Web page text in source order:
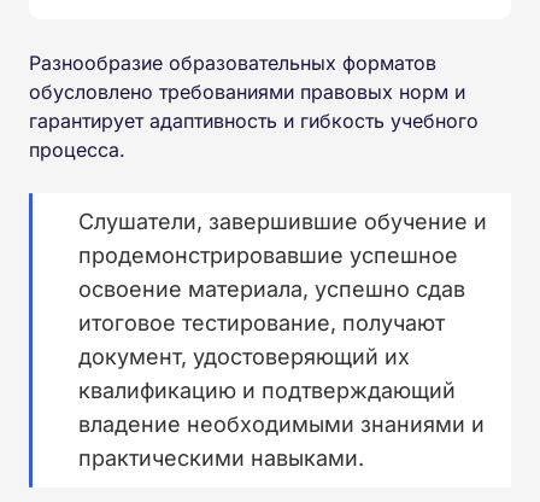
Разнообразие образовательных форматов
обусловлено требованиями правовых норм и
гарантирует адаптивность и гибкость учебного
процесса.
Слушатели, завершившие обучение и
продемонстрировавшие успешное
освоение материала, успешно сдав
итоговое тестирование, получают
документ, удостоверяющий их
квалификацию и подтверждающий
владение необходимыми знаниями и
практическими навыками.